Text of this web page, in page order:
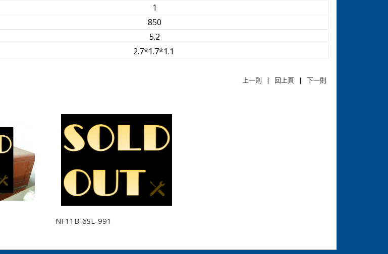
1
850
5.2
2.7*1.7*1.1
上一則 | 回上頁 | 下一則
NF11B-6SL-991